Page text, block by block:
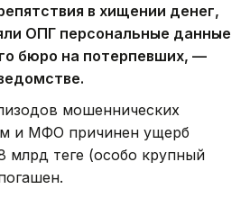
в хищении денег,
ОПГ персональные данные
бюро на потерпевших, —
мошеннических
и МФО причинен ущерб
теңге (особо крупный